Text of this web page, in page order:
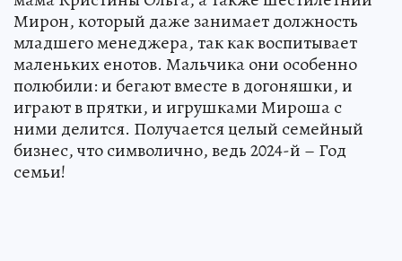
Мирон, который даже занимает должность
младшего менеджера, так как воспитывает
маленьких енотов. Мальчика они особенно
полюбили: и бегают вместе в догоняшки, и
играют в прятки, и игрушками Мироша с
ними делится. Получается целый семейный
бизнес, что символично, ведь 2024-й – Год
семьи!